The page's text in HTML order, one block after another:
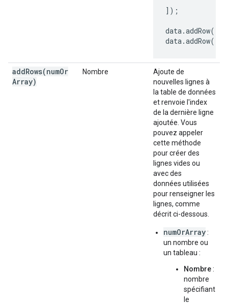
]);
addRows(numOr
Array)
Nombre
Ajoute de
nouvelles lignes à
la table de données
et renvoie l'index
de la dernière ligne
ajoutée. Vous
pouvez appeler
cette méthode
pour créer des
lignes vides ou
avec des
données utilisées
pour renseigner les
lignes, comme
décrit ci-dessous.
numOrArray:
un nombre ou
un tableau :
Nombre:
nombre
spécifiant
le